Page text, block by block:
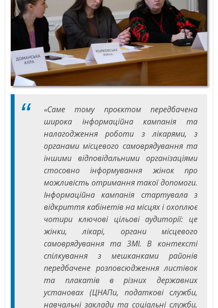
«Саме тому проєктом передбачена
широка інформаційна кампанія та
налагодження роботи з лікарями, з
органами місцевого самоврядування та
іншими відповідальними організаціями
стосовно інформування жінок про
можливість отримання такої допомоги.
Інформаційна кампанія стартувала з
відкриття кабінетів на місцях і охоплює
чотири ключові цільові аудиторії: це
жінки, лікарі, органи місцевого
самоврядування та ЗМІ. В контексті
спілкування з мешканками районів
передбачене розповсюдження листівок
та плакатів в різних державних
установах (ЦНАПи, податкові служби,
навчальні заклади та соціальні служби,